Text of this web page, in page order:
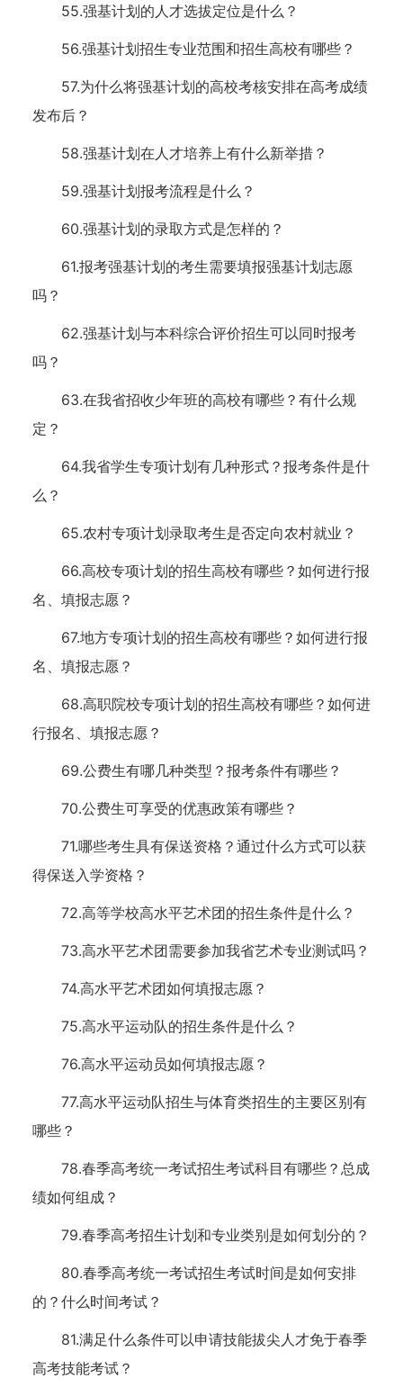
55.强基计划的人才选拔定位是什么？
56.强基计划招生专业范围和招生高校有哪些？
57.为什么将强基计划的高校考核安排在高考成绩
发布后？
58.强基计划在人才培养上有什么新举措？
59.强基计划报考流程是什么？
60.强基计划的录取方式是怎样的？
61.报考强基计划的考生需要填报强基计划志愿
吗？
62.强基计划与本科综合评价招生可以同时报考
吗？
63.在我省招收少年班的高校有哪些？有什么规
定？
64.我省学生专项计划有几种形式？报考条件是什
么？
65.农村专项计划录取考生是否定向农村就业？
66.高校专项计划的招生高校有哪些？如何进行报
名、填报志愿？
67.地方专项计划的招生高校有哪些？如何进行报
名、填报志愿？
68.高职院校专项计划的招生高校有哪些？如何进
行报名、填报志愿？
69.公费生有哪几种类型？报考条件有哪些？
70.公费生可享受的优惠政策有哪些？
71.哪些考生具有保送资格？通过什么方式可以获
得保送入学资格？
72.高等学校高水平艺术团的招生条件是什么？
73.高水平艺术团需要参加我省艺术专业测试吗？
74.高水平艺术团如何填报志愿？
75.高水平运动队的招生条件是什么？
76.高水平运动员如何填报志愿？
77.高水平运动队招生与体育类招生的主要区别有
哪些？
78.春季高考统一考试招生考试科目有哪些？总成
绩如何组成？
79.春季高考招生计划和专业类别是如何划分的？
80.春季高考统一考试招生考试时间是如何安排
的？什么时间考试？
81.满足什么条件可以申请技能拔尖人才免于春季
高考技能考试？